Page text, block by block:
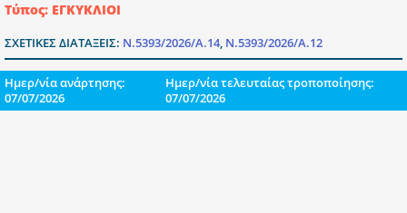
Τύπος: ΕΓΚΥΚΛΙΟΙ
ΣΧΕΤΙΚΕΣ ΔΙΑΤΑΞΕΙΣ: Ν.5393/2026/Α.14, Ν.5393/2026/Α.12
Ημερ/νία ανάρτησης:
07/07/2026
Ημερ/νία τελευταίας τροποποίησης:
07/07/2026